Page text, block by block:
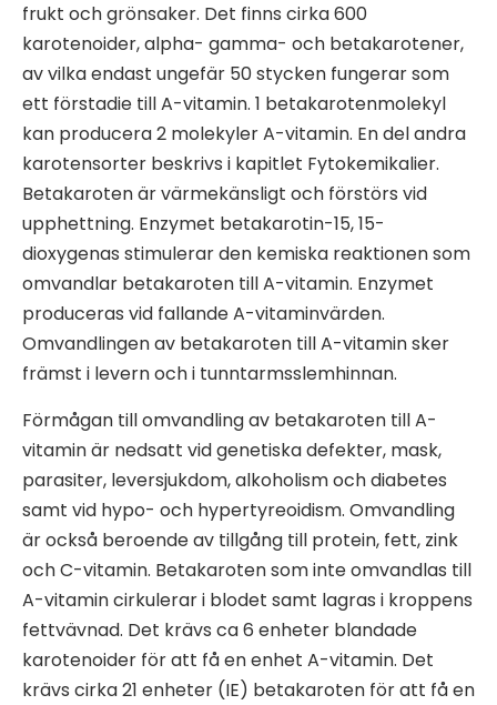
frukt och grönsaker. Det finns cirka 600
karotenoider, alpha- gamma- och betakarotener,
av vilka endast ungefär 50 stycken fungerar som
ett förstadie till A-vitamin. 1 betakarotenmolekyl
kan producera 2 molekyler A-vitamin. En del andra
karotensorter beskrivs i kapitlet Fytokemikalier.
Betakaroten är värmekänsligt och förstörs vid
upphettning. Enzymet betakarotin-15, 15-
dioxygenas stimulerar den kemiska reaktionen som
omvandlar betakaroten till A-vitamin. Enzymet
produceras vid fallande A-vitaminvärden.
Omvandlingen av betakaroten till A-vitamin sker
främst i levern och i tunntarmsslemhinnan.
Förmågan till omvandling av betakaroten till A-
vitamin är nedsatt vid genetiska defekter, mask,
parasiter, leversjukdom, alkoholism och diabetes
samt vid hypo- och hypertyreoidism. Omvandling
är också beroende av tillgång till protein, fett, zink
och C-vitamin. Betakaroten som inte omvandlas till
A-vitamin cirkulerar i blodet samt lagras i kroppens
fettvävnad. Det krävs ca 6 enheter blandade
karotenoider för att få en enhet A-vitamin. Det
krävs cirka 21 enheter (IE) betakaroten för att få en